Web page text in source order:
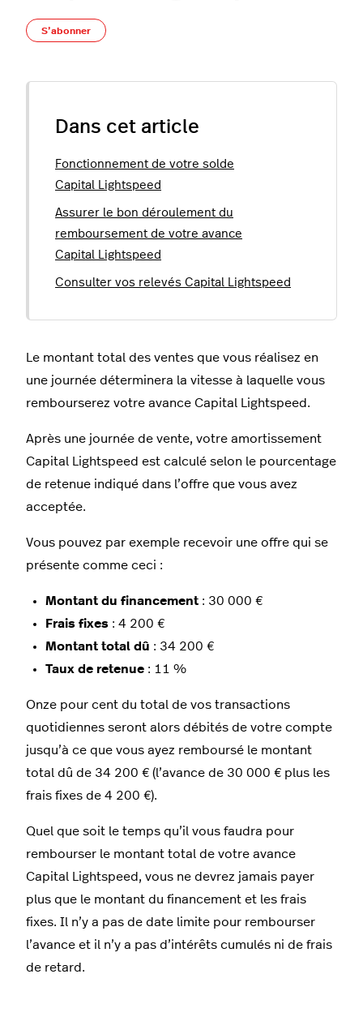
S’abonner
Dans cet article
Fonctionnement de votre solde
Capital Lightspeed
Assurer le bon déroulement du
remboursement de votre avance
Capital Lightspeed
Consulter vos relevés Capital Lightspeed
Le montant total des ventes que vous réalisez en
une journée déterminera la vitesse à laquelle vous
rembourserez votre avance Capital Lightspeed.
Après une journée de vente, votre amortissement
Capital Lightspeed est calculé selon le pourcentage
de retenue indiqué dans l’offre que vous avez
acceptée.
Vous pouvez par exemple recevoir une offre qui se
présente comme ceci :
Montant du financement : 30 000 €
Frais fixes : 4 200 €
Montant total dû : 34 200 €
Taux de retenue : 11 %
Onze pour cent du total de vos transactions
quotidiennes seront alors débités de votre compte
jusqu’à ce que vous ayez remboursé le montant
total dû de 34 200 € (l’avance de 30 000 € plus les
frais fixes de 4 200 €).
Quel que soit le temps qu’il vous faudra pour
rembourser le montant total de votre avance
Capital Lightspeed, vous ne devrez jamais payer
plus que le montant du financement et les frais
fixes. Il n’y a pas de date limite pour rembourser
l’avance et il n’y a pas d’intérêts cumulés ni de frais
de retard.